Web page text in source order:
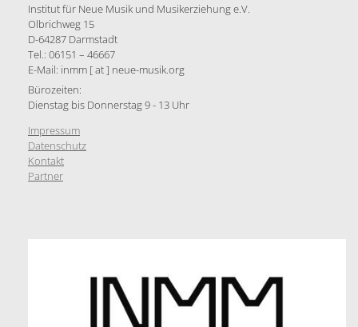
Institut für Neue Musik und Musikerziehung e.V.
Olbrichweg 15
D-64287 Darmstadt
Tel.: 06151 – 46667
E-Mail: inmm [ at ] neue-musik.org
Bürozeiten:
Dienstag bis Donnerstag 9 - 13 Uhr
Impressum
Datenschutz
Kontakt
Partner